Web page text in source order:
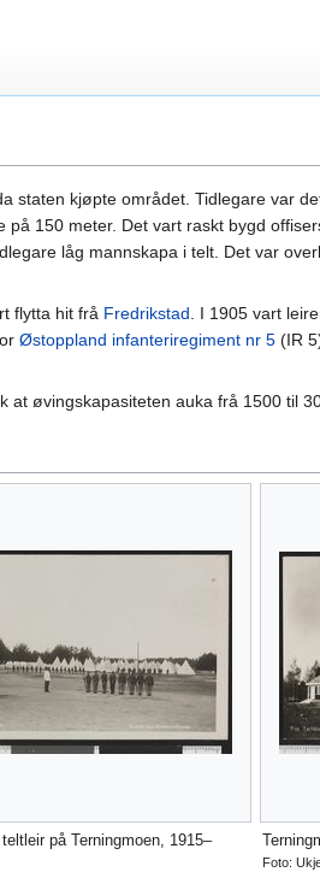
staten kjøpte området. Tidlegare var
150 meter. Det vart raskt bygd
låg mannskapa i telt. Det var
flytta hit frå Fredrikstad. I 1905 vart
Østoppland infanteriregiment nr 5 (IR
at øvingskapasiteten auka frå 1500 til
på Terningmoen, 1915–
Foto: